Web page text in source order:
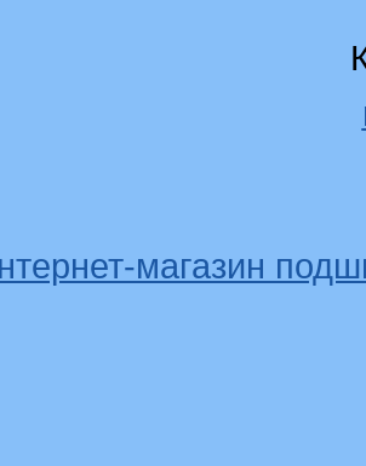
магазин